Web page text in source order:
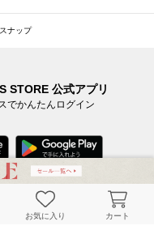
ナップ
STORE 公式アプリ
でかんたんログイン
お気に入り カート